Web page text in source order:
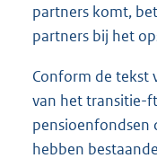
partners komt,
partners bij het
Conform de tekst
van het transitie-
pensioenfondsen
hebben